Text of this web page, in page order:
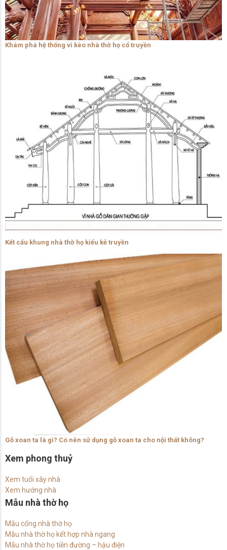
Khám phá hệ thống vì kèo nhà thờ họ cổ truyền
Kết cấu khung nhà thờ họ kiểu kẻ truyền
Gỗ xoan ta là gì? Có nên sử dụng gỗ xoan ta cho nội thất không?
Xem phong thuỷ
Xem tuổi xây nhà
Xem hướng nhà
Mẫu nhà thờ họ
Mẫu cổng nhà thờ họ
Mẫu nhà thờ họ kết hợp nhà ngang
Mẫu nhà thờ họ tiền đường – hậu điện